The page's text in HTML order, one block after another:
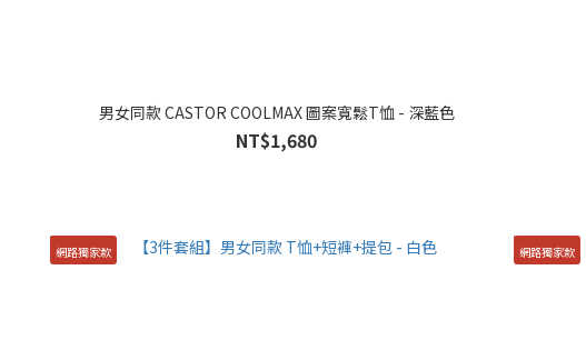
男女同款 CASTOR COOLMAX 圖案寬鬆T恤 - 深藍色
NT$1,680
網路獨家款 網路獨家款